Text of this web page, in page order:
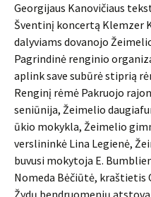
Georgijaus Kanovičiaus
Šventinį koncertą Klemzer
dalyviams dovanojo
Pagrindinė renginio
aplink save subūrė stiprią
Renginį rėmė Pakruojo
seniūnija, Žeimelio
ūkio mokykla, Žeimelio
verslininkė Lina Legienė,
buvusi mokytoja E.
Nomeda Bėčiūtė, kraštietis
Žydų bendruomenių